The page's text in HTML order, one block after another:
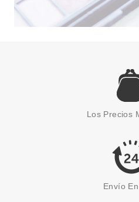
Los Precios
Envío